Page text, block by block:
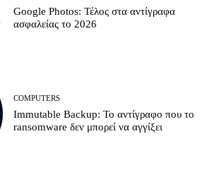
Google Photos: Τέλος στα αντίγραφα
ασφαλείας το 2026
COMPUTERS
Immutable Backup: Το αντίγραφο που το
ransomware δεν μπορεί να αγγίξει